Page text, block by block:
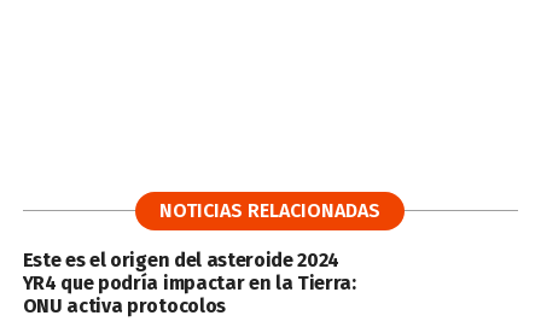
NOTICIAS RELACIONADAS
Este es el origen del asteroide 2024
YR4 que podría impactar en la Tierra:
ONU activa protocolos